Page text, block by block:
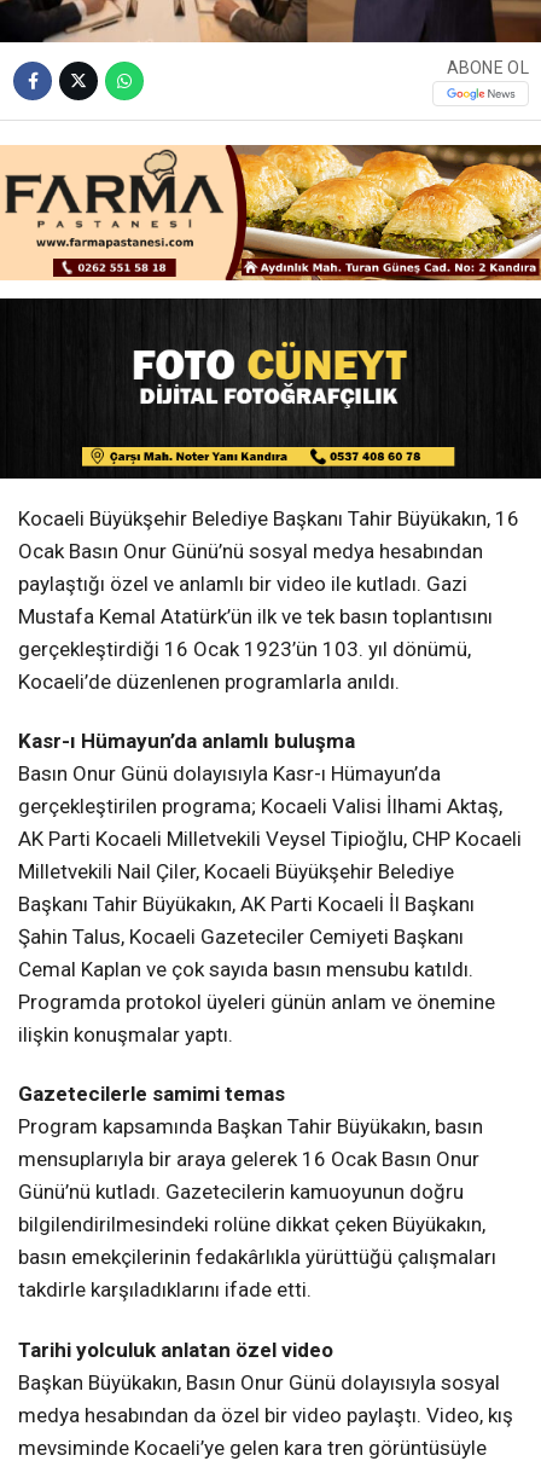
ABONE OL
Kocaeli Büyükşehir Belediye Başkanı Tahir Büyükakın, 16
Ocak Basın Onur Günü’nü sosyal medya hesabından
paylaştığı özel ve anlamlı bir video ile kutladı. Gazi
Mustafa Kemal Atatürk’ün ilk ve tek basın toplantısını
gerçekleştirdiği 16 Ocak 1923’ün 103. yıl dönümü,
Kocaeli’de düzenlenen programlarla anıldı.
Kasr-ı Hümayun’da anlamlı buluşma
Basın Onur Günü dolayısıyla Kasr-ı Hümayun’da
gerçekleştirilen programa; Kocaeli Valisi İlhami Aktaş,
AK Parti Kocaeli Milletvekili Veysel Tipioğlu, CHP Kocaeli
Milletvekili Nail Çiler, Kocaeli Büyükşehir Belediye
Başkanı Tahir Büyükakın, AK Parti Kocaeli İl Başkanı
Şahin Talus, Kocaeli Gazeteciler Cemiyeti Başkanı
Cemal Kaplan ve çok sayıda basın mensubu katıldı.
Programda protokol üyeleri günün anlam ve önemine
ilişkin konuşmalar yaptı.
Gazetecilerle samimi temas
Program kapsamında Başkan Tahir Büyükakın, basın
mensuplarıyla bir araya gelerek 16 Ocak Basın Onur
Günü’nü kutladı. Gazetecilerin kamuoyunun doğru
bilgilendirilmesindeki rolüne dikkat çeken Büyükakın,
basın emekçilerinin fedakârlıkla yürüttüğü çalışmaları
takdirle karşıladıklarını ifade etti.
Tarihi yolculuk anlatan özel video
Başkan Büyükakın, Basın Onur Günü dolayısıyla sosyal
medya hesabından da özel bir video paylaştı. Video, kış
mevsiminde Kocaeli’ye gelen kara tren görüntüsüyle